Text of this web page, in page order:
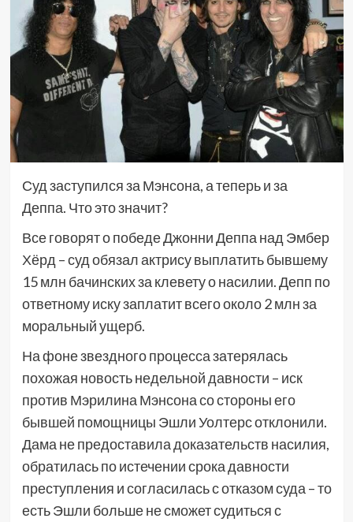
​​​​​​Суд заступился за Мэнсона, а теперь и за
Деппа. Что это значит?
Все говорят о победе Джонни Деппа над Эмбер
Хёрд – суд обязал актрису выплатить бывшему
15 млн бачинских за клевету о насилии. Депп по
ответному иску заплатит всего около 2 млн за
моральный ущерб.
На фоне звездного процесса затерялась
похожая новость недельной давности – иск
против Мэрилина Мэнсона со стороны его
бывшей помощницы Эшли Уолтерс отклонили.
Дама не предоставила доказательств насилия,
обратилась по истечении срока давности
преступления и согласилась с отказом суда – то
есть Эшли больше не сможет судиться с